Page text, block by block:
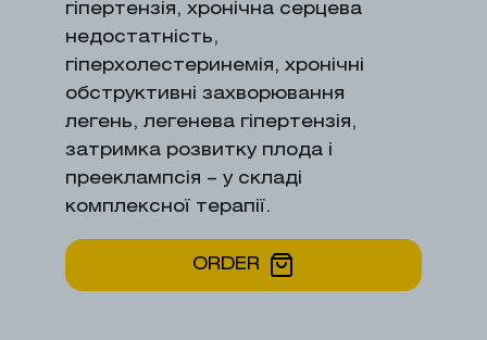
гіпертензія, хронічна серцева
недостатність,
гіперхолестеринемія, хронічні
обструктивні захворювання
легень, легенева гіпертензія,
затримка розвитку плода і
прееклампсія – у складі
комплексної терапії.
ORDER